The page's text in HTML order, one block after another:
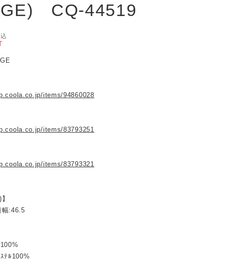
CQ-44519
items/94860028
items/83793251
items/83793321
:46.5
ﾃﾙ100%